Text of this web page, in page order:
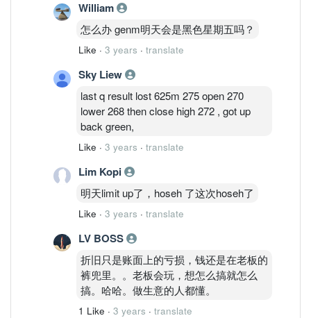
William
怎么办 genm明天会是黑色星期五吗？
Like · 3 years · translate
Sky Liew
last q result lost 625m 275 open 270
lower 268 then close high 272 , got up
back green,
Like · 3 years · translate
Lim Kopi
明天limit up了，hoseh 了这次hoseh了
Like · 3 years · translate
LV BOSS
折旧只是账面上的亏损，钱还是在老板的
裤兜里。。老板会玩，想怎么搞就怎么
搞。哈哈。做生意的人都懂。
1 Like · 3 years · translate